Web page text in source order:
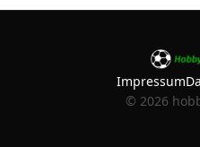
Impressum
© 2026